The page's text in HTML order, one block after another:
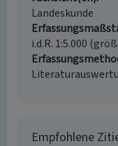
Landeskunde
i.d.R. 1:5.000
Empfohlene